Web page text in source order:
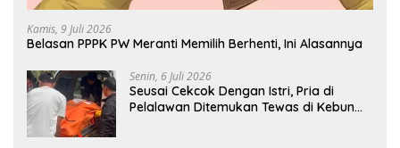
Kamis, 9 Juli 2026
Belasan PPPK PW Meranti Memilih Berhenti, Ini Alasannya
Senin, 6 Juli 2026
Seusai Cekcok Dengan Istri, Pria di
Pelalawan Ditemukan Tewas di Kebun